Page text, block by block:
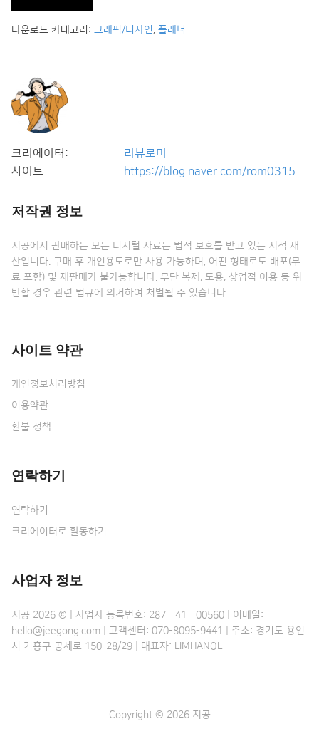
다운로드 카테고리: 그래픽/디자인, 플래너
크리에이터:
리뷰로미
사이트
https://blog.naver.com/rom0315
저작권 정보
지공에서 판매하는 모든 디지털 자료는 법적 보호를 받고 있는 지적 재
산입니다. 구매 후 개인용도로만 사용 가능하며, 어떤 형태로도 배포(무
료 포함) 및 재판매가 불가능합니다. 무단 복제, 도용, 상업적 이용 등 위
반할 경우 관련 법규에 의거하여 처벌될 수 있습니다.
사이트 약관
개인정보처리방침
이용약관
환불 정책
연락하기
연락하기
크리에이터로 활동하기
사업자 정보
지공 2026 © | 사업자 등록번호: 287•41•00560 | 이메일:
hello@jeegong.com | 고객센터: 070-8095-9441 | 주소: 경기도 용인
시 기흥구 공세로 150-28/29 | 대표자: LIMHANOL
Copyright © 2026 지공